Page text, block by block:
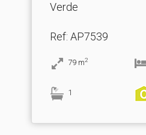
Verde
Ref: AP7539
79 m2
1